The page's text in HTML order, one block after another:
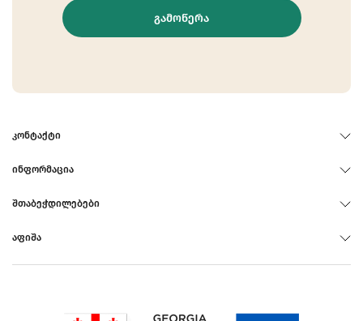
ᲒᲐᲛᲝᲬᲔᲠᲐ
ᲙᲝᲜᲢᲐᲥᲢᲘ
ᲘᲜᲤᲝᲠᲛᲐᲪᲘᲐ
ᲨᲗᲐᲑᲔᲭᲓᲘᲚᲔᲑᲔᲑᲘ
ᲐᲤᲘᲨᲐ